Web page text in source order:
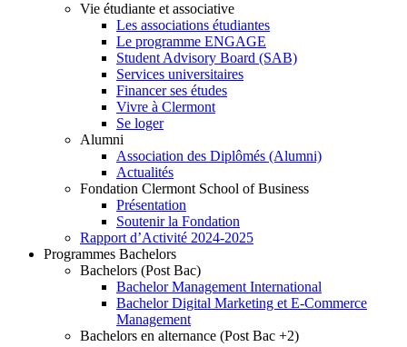
Vie étudiante et associative
Les associations étudiantes
Le programme ENGAGE
Student Advisory Board (SAB)
Services universitaires
Financer ses études
Vivre à Clermont
Se loger
Alumni
Association des Diplômés (Alumni)
Actualités
Fondation Clermont School of Business
Présentation
Soutenir la Fondation
Rapport d’Activité 2024-2025
Programmes Bachelors
Bachelors (Post Bac)
Bachelor Management International
Bachelor Digital Marketing et E-Commerce
Management
Bachelors en alternance (Post Bac +2)